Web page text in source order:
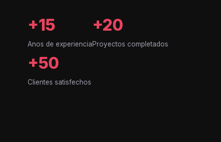
+15
Anos de experiencia
+20
Proyectos completados
+50
Clientes satisfechos